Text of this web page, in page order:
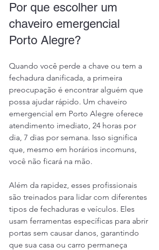
Por que escolher um
chaveiro emergencial
Porto Alegre?
Quando você perde a chave ou tem a
fechadura danificada, a primeira
preocupação é encontrar alguém que
possa ajudar rápido. Um chaveiro
emergencial em Porto Alegre oferece
atendimento imediato, 24 horas por
dia, 7 dias por semana. Isso significa
que, mesmo em horários incomuns,
você não ficará na mão.
Além da rapidez, esses profissionais
são treinados para lidar com diferentes
tipos de fechaduras e veículos. Eles
usam ferramentas específicas para abrir
portas sem causar danos, garantindo
que sua casa ou carro permaneça